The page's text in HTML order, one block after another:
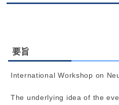
要旨
International Workshop on
The underlying idea of the